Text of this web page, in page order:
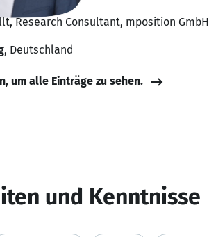
Research Consultant, mposition GmbH
, Deutschland
um alle Einträge zu sehen.
und Kenntnisse